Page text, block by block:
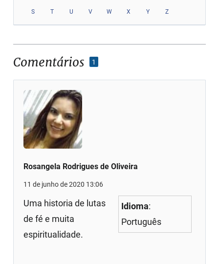
S T U V W X Y Z
Comentários 1
Rosangela Rodrigues de Oliveira
11 de junho de 2020 13:06
Idioma:
Português
Uma historia de lutas
de fé e muita
espiritualidade.